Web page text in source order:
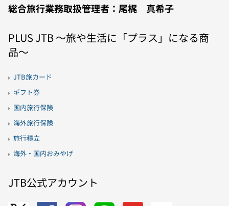
総合旅行業務取扱管理者：尾梶 真希子
PLUS JTB 〜旅や生活に「プラス」になる商
品〜
JTB旅カード
ギフト券
国内旅行保険
海外旅行保険
旅行積立
海外・国内おみやげ
JTB公式アカウント